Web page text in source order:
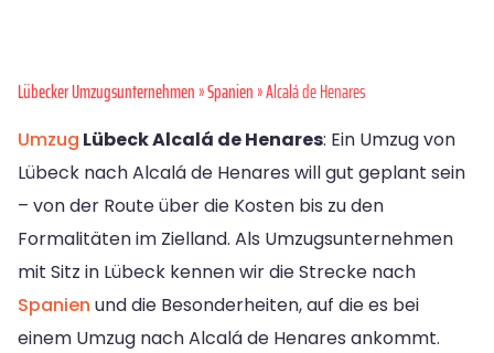
Lübecker Umzugsunternehmen»Spanien» Alcalá de Henares
Umzug Lübeck Alcalá de Henares: Ein Umzug von
Lübeck nach Alcalá de Henares will gut geplant sein
– von der Route über die Kosten bis zu den
Formalitäten im Zielland. Als Umzugsunternehmen
mit Sitz in Lübeck kennen wir die Strecke nach
Spanien und die Besonderheiten, auf die es bei
einem Umzug nach Alcalá de Henares ankommt.